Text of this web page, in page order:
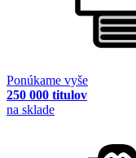
Ponúkame vyše
250 000 titulov
na sklade